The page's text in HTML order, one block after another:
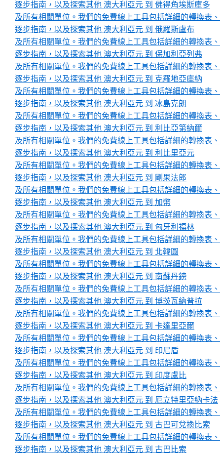
逐步指南，以及探索其他 澳大利亞元 到 佛得角埃斯庫多
及所有相關單位。我們的免費線上工具包括詳細的轉換表、
逐步指南，以及探索其他 澳大利亞元 到 俄羅斯盧布
及所有相關單位。我們的免費線上工具包括詳細的轉換表、
逐步指南，以及探索其他 澳大利亞元 到 保加利亞列弗
及所有相關單位。我們的免費線上工具包括詳細的轉換表、
逐步指南，以及探索其他 澳大利亞元 到 克羅地亞庫納
及所有相關單位。我們的免費線上工具包括詳細的轉換表、
逐步指南，以及探索其他 澳大利亞元 到 冰島克朗
及所有相關單位。我們的免費線上工具包括詳細的轉換表、
逐步指南，以及探索其他 澳大利亞元 到 利比亞第納爾
及所有相關單位。我們的免費線上工具包括詳細的轉換表、
逐步指南，以及探索其他 澳大利亞元 到 利比里亞元
及所有相關單位。我們的免費線上工具包括詳細的轉換表、
逐步指南，以及探索其他 澳大利亞元 到 剛果法郎
及所有相關單位。我們的免費線上工具包括詳細的轉換表、
逐步指南，以及探索其他 澳大利亞元 到 加幣
及所有相關單位。我們的免費線上工具包括詳細的轉換表、
逐步指南，以及探索其他 澳大利亞元 到 匈牙利福林
及所有相關單位。我們的免費線上工具包括詳細的轉換表、
逐步指南，以及探索其他 澳大利亞元 到 北韓圓
及所有相關單位。我們的免費線上工具包括詳細的轉換表、
逐步指南，以及探索其他 澳大利亞元 到 南蘇丹鎊
及所有相關單位。我們的免費線上工具包括詳細的轉換表、
逐步指南，以及探索其他 澳大利亞元 到 博茨瓦納普拉
及所有相關單位。我們的免費線上工具包括詳細的轉換表、
逐步指南，以及探索其他 澳大利亞元 到 卡達里亞爾
及所有相關單位。我們的免費線上工具包括詳細的轉換表、
逐步指南，以及探索其他 澳大利亞元 到 印尼盾
及所有相關單位。我們的免費線上工具包括詳細的轉換表、
逐步指南，以及探索其他 澳大利亞元 到 印度盧比
及所有相關單位。我們的免費線上工具包括詳細的轉換表、
逐步指南，以及探索其他 澳大利亞元 到 厄立特里亞納卡法
及所有相關單位。我們的免費線上工具包括詳細的轉換表、
逐步指南，以及探索其他 澳大利亞元 到 古巴可兌換比索
及所有相關單位。我們的免費線上工具包括詳細的轉換表、
逐步指南，以及探索其他 澳大利亞元 到 古巴比索